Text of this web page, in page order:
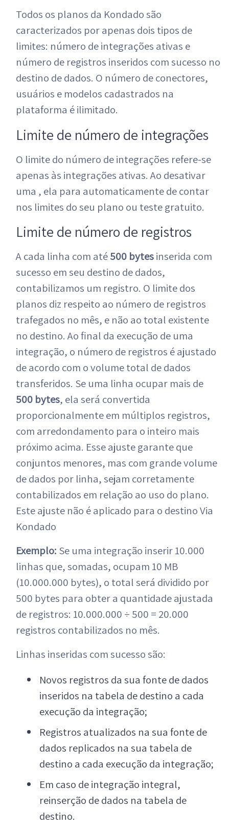
Todos os planos da Kondado são
caracterizados por apenas dois tipos de
limites: número de integrações ativas e
número de registros inseridos com sucesso no
destino de dados. O número de conectores,
usuários e modelos cadastrados na
plataforma é ilimitado.
Limite de número de integrações
O limite do número de integrações refere-se
apenas às integrações ativas. Ao desativar
uma , ela para automaticamente de contar
nos limites do seu plano ou teste gratuito.
Limite de número de registros
A cada linha com até500 bytesinserida com
sucesso em seu destino de dados,
contabilizamos um registro. O limite dos
planos diz respeito ao número de registros
trafegados no mês, e não ao total existente
no destino. Ao final da execução de uma
integração, o número de registros é ajustado
de acordo com o volume total de dados
transferidos. Se uma linha ocupar mais de
500 bytes, ela será convertida
proporcionalmente em múltiplos registros,
com arredondamento para o inteiro mais
próximo acima. Esse ajuste garante que
conjuntos menores, mas com grande volume
de dados por linha, sejam corretamente
contabilizados em relação ao uso do plano.
Este ajuste não é aplicado para o destino Via
Kondado
Exemplo: Se uma integração inserir 10.000
linhas que, somadas, ocupam 10 MB
(10.000.000 bytes), o total será dividido por
500 bytes para obter a quantidade ajustada
de registros: 10.000.000 ÷ 500 = 20.000
registros contabilizados no mês.
Linhas inseridas com sucesso são:
Novos registros da sua fonte de dados
inseridos na tabela de destino a cada
execução da integração;
Registros atualizados na sua fonte de
dados replicados na sua tabela de
destino a cada execução da integração;
Em caso de integração integral,
reinserção de dados na tabela de
destino.